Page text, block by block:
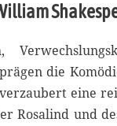
die
eine
Rosalind und